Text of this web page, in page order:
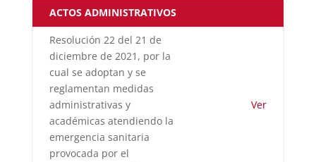
ACTOS ADMINISTRATIVOS
Resolución 22 del 21 de
diciembre de 2021, por la
cual se adoptan y se
reglamentan medidas
administrativas y
académicas atendiendo la
emergencia sanitaria
provocada por el
Ver